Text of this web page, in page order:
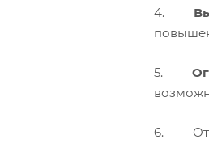
4.
5.
6.